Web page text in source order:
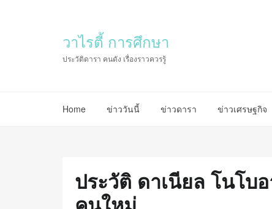
วาไรตี้ การศึกษา
ประวัติดารา คนดัง เรื่องราวควรรู้
Home ข่าววันนี้ ข่าวดารา ข่าวเศรษฐกิจ
ประวัติ ดาเนียล โนโบ